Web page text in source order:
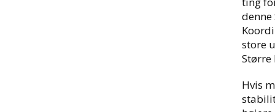
store
Større
Hvis